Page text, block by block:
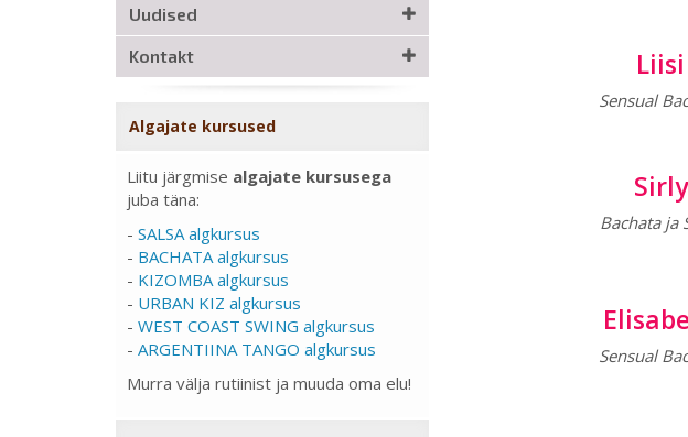
Uudised
Kontakt
Algajate kursused
Liitu järgmise algajate kursusega
juba täna:
- SALSA algkursus
- BACHATA algkursus
- KIZOMBA algkursus
- URBAN KIZ algkursus
- WEST COAST SWING algkursus
- ARGENTIINA TANGO algkursus
Murra välja rutiinist ja muuda oma elu!
Liisi
Sensual
Sirly
Bachata ja
Sensual